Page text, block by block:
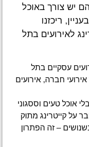
יש צורך באוכל
ריכזנו
לאירועים בתל
עסקיים בתל
חברה, אירועים
אוכל טעים וססגוני
על קייטרינג מתוק
– זה הפתרון